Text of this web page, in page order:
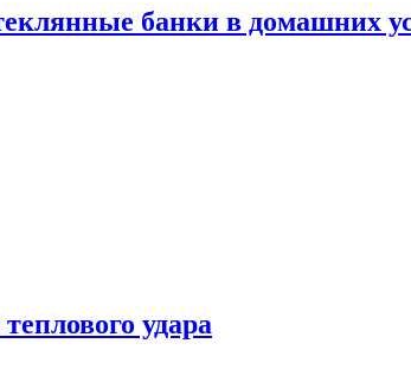
банки в домашних
удара